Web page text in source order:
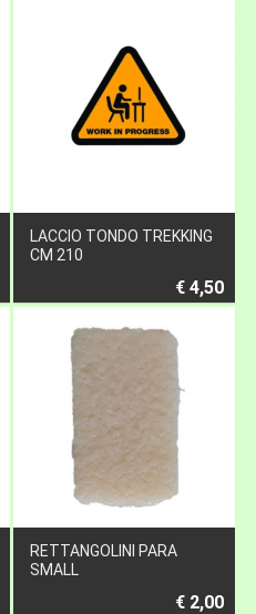
LACCIO TONDO TREKKING
CM 210
€ 4,50
RETTANGOLINI PARA
SMALL
€ 2,00